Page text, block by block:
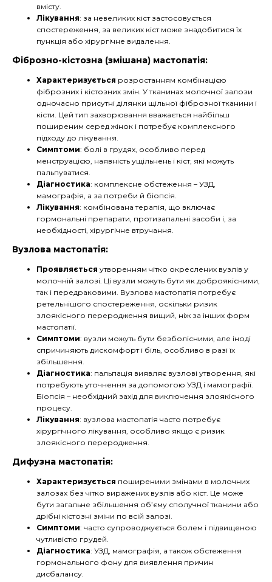
вмісту.
Лікування: за невеликих кіст застосовується
спостереження, за великих кіст може знадобитися їх
пункція або хірургічне видалення.
Фіброзно-кістозна (змішана) мастопатія:
Характеризується розростанням комбінацією
фіброзних і кістозних змін. У тканинах молочної залози
одночасно присутні ділянки щільної фіброзної тканини і
кісти. Цей тип захворювання вважається найбільш
поширеним серед жінок і потребує комплексного
підходу до лікування.
Симптоми: болі в грудях, особливо перед
менструацією, наявність ущільнень і кіст, які можуть
пальпуватися.
Діагностика: комплексне обстеження – УЗД,
мамографія, а за потреби й біопсія.
Лікування: комбінована терапія, що включає
гормональні препарати, протизапальні засоби і, за
необхідності, хірургічне втручання.
Вузлова мастопатія:
Проявляється утворенням чітко окреслених вузлів у
молочній залозі. Ці вузли можуть бути як доброякісними,
так і передраковими. Вузлова мастопатія потребує
ретельнішого спостереження, оскільки ризик
злоякісного переродження вищий, ніж за інших форм
мастопатії.
Симптоми: вузли можуть бути безболісними, але іноді
спричиняють дискомфорт і біль, особливо в разі їх
збільшення.
Діагностика: пальпація виявляє вузлові утворення, які
потребують уточнення за допомогою УЗД і мамографії.
Біопсія – необхідний захід для виключення злоякісного
процесу.
Лікування: вузлова мастопатія часто потребує
хірургічного лікування, особливо якщо є ризик
злоякісного переродження.
Дифузна мастопатія:
Характеризується поширеними змінами в молочних
залозах без чітко виражених вузлів або кіст. Це може
бути загальне збільшення об’єму сполучної тканини або
дрібні кістозні зміни по всій залозі.
Симптоми: часто супроводжується болем і підвищеною
чутливістю грудей.
Діагностика: УЗД, мамографія, а також обстеження
гормонального фону для виявлення причин
дисбалансу.